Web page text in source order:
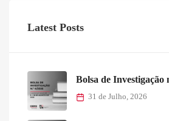
Latest Posts
Bolsa de Investigação
31 de Julho, 2026